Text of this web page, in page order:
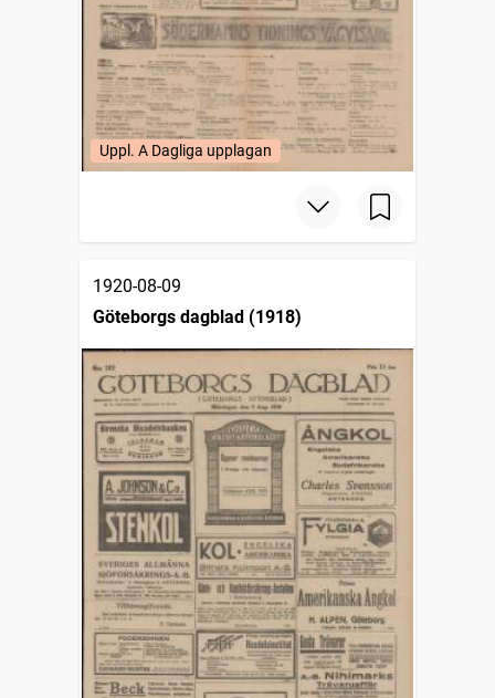
Uppl. A Dagliga upplagan
1920-08-09
Göteborgs dagblad (1918)